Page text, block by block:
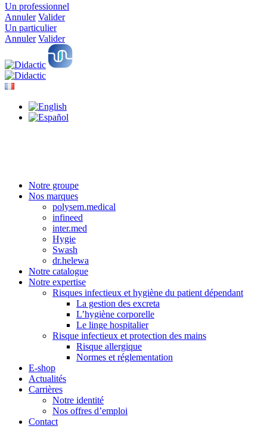
Un professionnel
Annuler Valider
Un particulier
Annuler Valider
Notre groupe
Nos marques
polysem.medical
infineed
inter.med
Hygie
Swash
dr.helewa
Notre catalogue
Notre expertise
Risques infectieux et hygiène du patient dépendant
La gestion des excreta
L’hygiène corporelle
Le linge hospitalier
Risque infectieux et protection des mains
Risque allergique
Normes et réglementation
E-shop
Actualités
Carrières
Notre identité
Nos offres d’emploi
Contact